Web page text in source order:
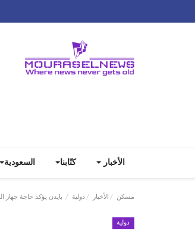
الأخبار كتّابنا السعودية
مسكن الأخبار دولية بايدن يؤكد حاجة جهاز
دولية